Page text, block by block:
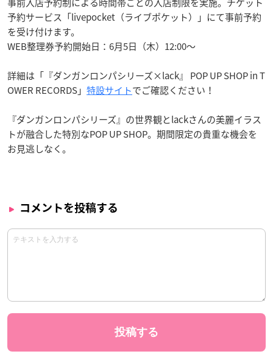
予約サービス「livepocket（ライブポケット）」にて事前予約
を受け付けます。
WEB整理券予約開始日：6月5日（木）12:00～
詳細は「『ダンガンロンパシリーズ×lack』 POP UP SHOP in T
OWER RECORDS」 特設サイトでご確認ください！
『ダンガンロンパシリーズ』の世界観とlackさんの美麗イラス
トが融合した特別なPOP UP SHOP。期間限定の貴重な機会を
お見逃しなく。
コメントを投稿する